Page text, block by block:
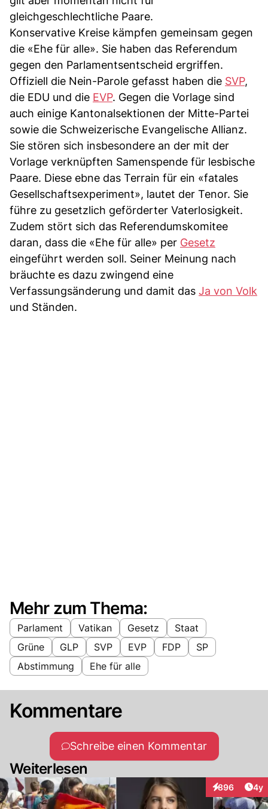
gleichgeschlechtliche Paare.
Konservative Kreise kämpfen gemeinsam gegen
die «Ehe für alle». Sie haben das Referendum
gegen den Parlamentsentscheid ergriffen.
Offiziell die Nein-Parole gefasst haben die SVP,
die EDU und die EVP. Gegen die Vorlage sind
auch einige Kantonalsektionen der Mitte-Partei
sowie die Schweizerische Evangelische Allianz.
Sie stören sich insbesondere an der mit der
Vorlage verknüpften Samenspende für lesbische
Paare. Diese ebne das Terrain für ein «fatales
Gesellschaftsexperiment», lautet der Tenor. Sie
führe zu gesetzlich geförderter Vaterlosigkeit.
Zudem stört sich das Referendumskomitee
daran, dass die «Ehe für alle» per Gesetz
eingeführt werden soll. Seiner Meinung nach
bräuchte es dazu zwingend eine
Verfassungsänderung und damit das Ja von Volk
und Ständen.
Mehr zum Thema:
Parlament Vatikan Gesetz
Staat
Grüne
GLP SVP EVP FDP
SP
Abstimmung
Ehe für alle
Kommentare
Schreibe einen Kommentar
Weiterlesen
896
Interaktionen
4y